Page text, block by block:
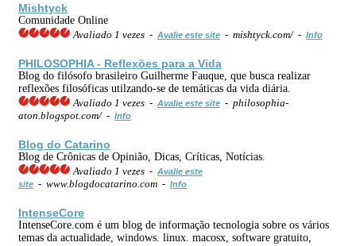
Mishtyck
Comunidade Online
Avaliado 1 vezes - Avalie este site - mishtyck.com/ - Info
PHILOSOPHIA - Reflexões para a Vida
Blog do filósofo brasileiro Guilherme Fauque, que busca realizar
reflexões filosóficas utilzando-se de temáticas da vida diária.
Avaliado 1 vezes - Avalie este site - philosophia-
aton.blogspot.com/ - Info
Blog do Catarino
Blog de Crônicas de Opinião, Dicas, Críticas, Notícias.
Avaliado 1 vezes - Avalie este
site - www.blogdocatarino.com - Info
IntenseCore
IntenseCore.com é um blog de informação tecnologia sobre os vários
temas da actualidade, windows. linux. macosx, software gratuito,